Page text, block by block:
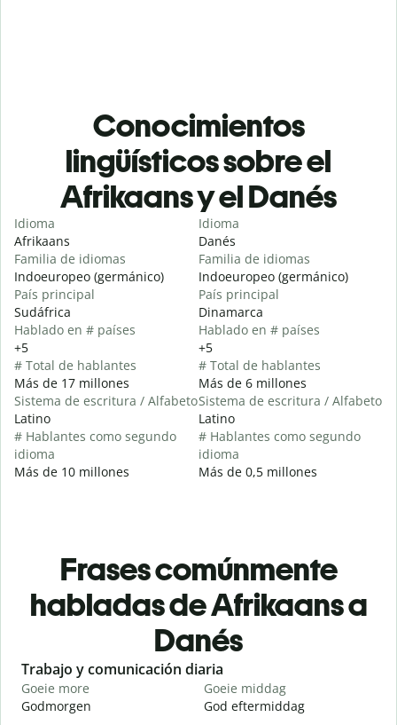
Conocimientos
lingüísticos sobre el
Afrikaans y el Danés
Idioma
Afrikaans
Familia de idiomas
Indoeuropeo (germánico)
País principal
Sudáfrica
Hablado en # países
+5
# Total de hablantes
Más de 17 millones
Sistema de escritura / Alfabeto
Latino
# Hablantes como segundo
idioma
Más de 10 millones
Idioma
Danés
Familia de idiomas
Indoeuropeo (germánico)
País principal
Dinamarca
Hablado en # países
+5
# Total de hablantes
Más de 6 millones
Sistema de escritura / Alfabeto
Latino
# Hablantes como segundo
idioma
Más de 0,5 millones
Frases comúnmente
habladas de Afrikaans a
Danés
Slide 1 of 6
Trabajo y comunicación diaria
Goeie more
Godmorgen
Goeie middag
God eftermiddag